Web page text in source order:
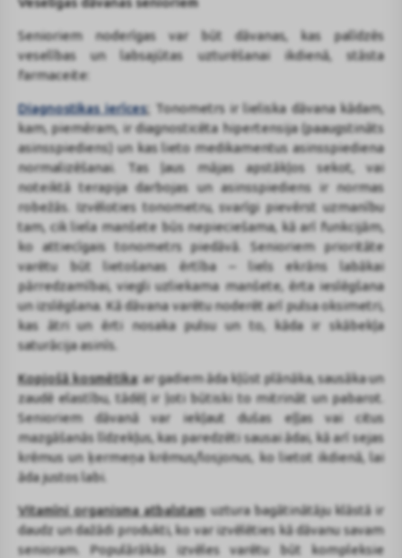
Senioriem noderīgas var būt dāvanas, kas palīdzēs
veselības un labsajūtas uzturēšanai ikdienā, stāsta
farmaceite:
Diagnostikas ierīces: Tonometrs ir lieliska dāvana kādam,
kam, piemēram, ir diagnosticēta hipertensija (paaugstināts
asinsspiediens) un kas lieto medikamentus asinsspiediena
normalizēšanai. Tas ļaus mājas apstākļos sekot, vai
noteiktā terapija darbojas un asinsspiediens ir normas
robežās. Izvēloties tonometru, svarīgi pievērst uzmanību
tam, cik liela manšete būs nepieciešama, kā arī funkcijām,
ko attiecīgais tonometrs piedāvā. Senioriem prioritāte
varētu būt lietošanas ērtība – liels ekrāns labākai
pārredzamībai, viegli uzliekama manšete, ērta ieslēgšana
un izslēgšana. Kā dāvana varētu noderēt arī pulsa oksimetri,
kas ātri un ērti nosaka pulsu un to, kāda ir skābekļa
saturācija asinīs.
Kopjošā kosmētika: ar gadiem āda kļūst plānāka, sausāka un
zaudē elastību, tādēļ ir ļoti būtiski to mitrināt un pabarot.
Senioriem dāvanā var iekļaut dušas eļļas vai citus
mazgāšanās līdzekļus, kas paredzēti sausai ādai, kā arī sejas
krēmus un ķermeņa krēmus/losjonus, ko lietot ikdienā, lai
āda justos labi.
Vitamīni organisma atbalstam: uztura bagātinātāju klāstā ir
daudz un dažādi produkti, ko var izvēlēties kā dāvanu savam
senioram. Populārākās izvēles varētu būt kompleksie